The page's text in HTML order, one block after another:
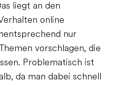
liegt an den
online
nur
vorschlagen, die
Problematisch ist
da man dabei schnell